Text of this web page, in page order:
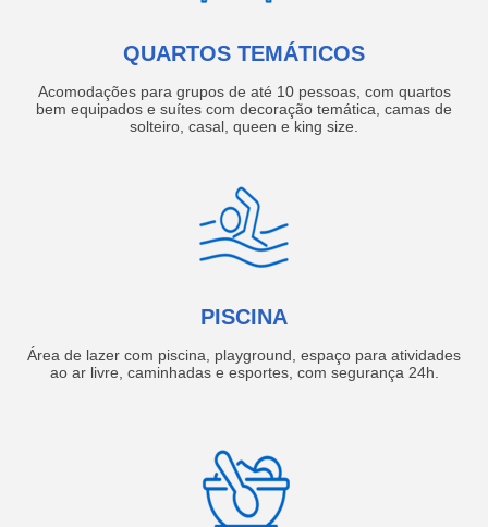
QUARTOS TEMÁTICOS
Acomodações para grupos de até 10 pessoas, com quartos
bem equipados e suítes com decoração temática, camas de
solteiro, casal, queen e king size.
PISCINA
Área de lazer com piscina, playground, espaço para atividades
ao ar livre, caminhadas e esportes, com segurança 24h.